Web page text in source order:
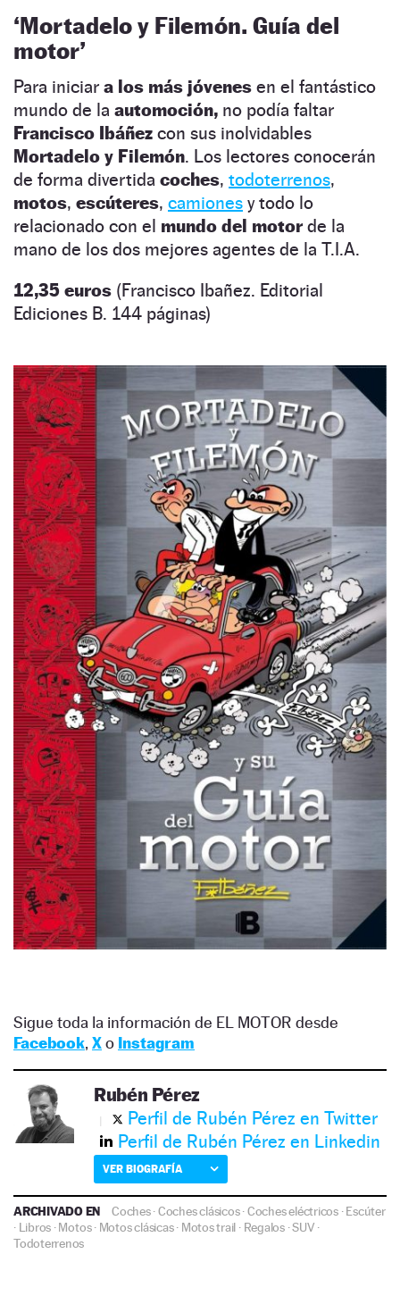
‘Mortadelo y Filemón. Guía del
motor’
Para iniciar a los más jóvenes en el fantástico
mundo de la automoción, no podía faltar
Francisco Ibáñez con sus inolvidables
Mortadelo y Filemón. Los lectores conocerán
de forma divertida coches, todoterrenos,
motos, escúteres, camiones y todo lo
relacionado con el mundo del motorde la
mano de los dos mejores agentes de la T.I.A.
12,35 euros (Francisco Ibañez. Editorial
Ediciones B. 144 páginas)
Sigue toda la información de EL MOTOR desde
Facebook, Xo Instagram
Rubén Pérez
Perfil de Rubén Pérez en Twitter
Perfil de Rubén Pérez en Linkedin
VER BIOGRAFÍA
ARCHIVADO EN Coches·Coches clásicos·Coches eléctricos·Escúter
· Libros ·Motos· Motos clásicas· Motos trail · Regalos·SUV ·
Todoterrenos